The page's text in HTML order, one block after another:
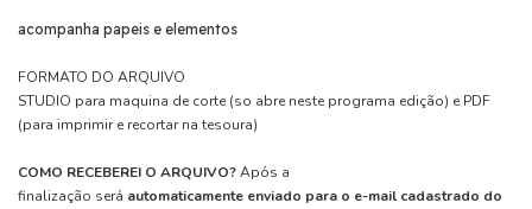
acompanha papeis e elementos
FORMATO DO ARQUIVO
STUDIO para maquina de corte (so abre neste programa edição) e PDF
(para imprimir e recortar na tesoura)
COMO RECEBEREI O ARQUIVO?Após a
finalização será automaticamente enviado para o e-mail cadastrado do